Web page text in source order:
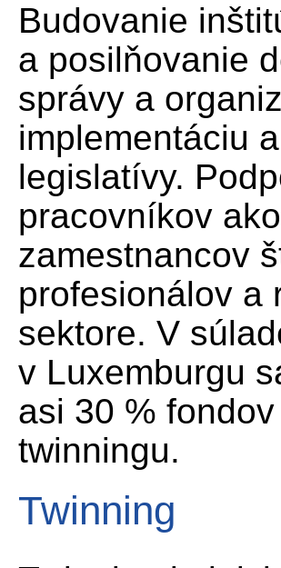
Budovanie
a posilňovanie
správy a
implementáciu
legislatívy.
pracovníkov
zamestnancov
profesionálov a
sektore. V
v Luxemburgu
asi 30 %
twinningu.
Twinning